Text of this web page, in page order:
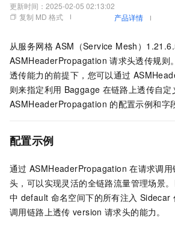
更新时间： 2025-02-05 02:13:02
复制 MD 格式
产品详情
从服务网格 ASM（Service Mesh）
ASMHeaderPropagation 请求头透传规则
透传能力的前提下，您可以通过
则来指定利用 Baggage 在链路上透传自
ASMHeaderPropagation 的配置示例和字
配置示例
通过 ASMHeaderPropagation 在请求调
头，可以实现灵活的全链路流量管理场景
中 default 命名空间下的所有注入 Sidecar
调用链路上透传 version 请求头的能力。